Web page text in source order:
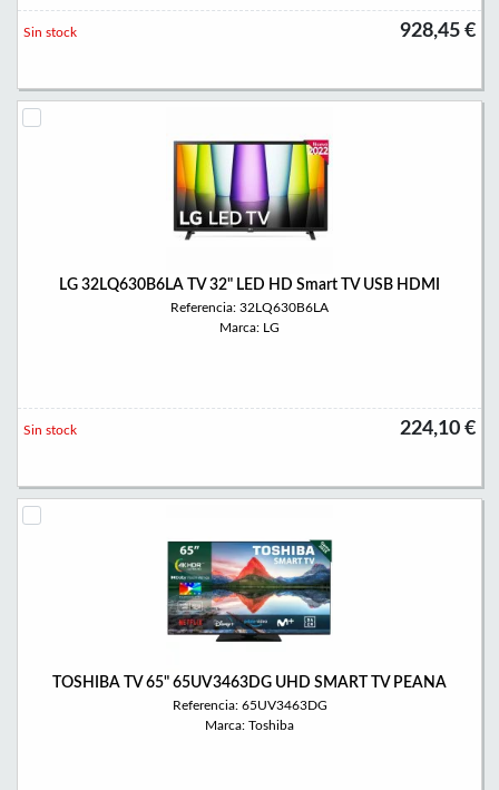
928,45 €
Sin stock
LG 32LQ630B6LA TV 32" LED HD Smart TV USB HDMI
Referencia: 32LQ630B6LA
Marca: LG
224,10 €
Sin stock
TOSHIBA TV 65" 65UV3463DG UHD SMART TV PEANA
Referencia: 65UV3463DG
Marca: Toshiba